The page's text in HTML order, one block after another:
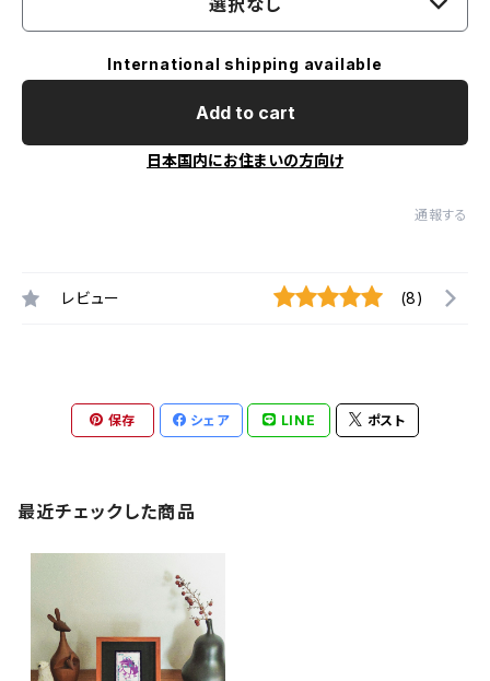
選択なし
International shipping available
Add to cart
日本国内にお住まいの方向け
通報する
レビュー (8)
保存 シェア LINE ポスト
最近チェックした商品